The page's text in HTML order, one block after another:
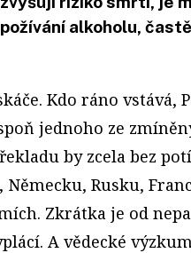
alkoholu,
Kdo ráno vstává,
jednoho ze
by zcela bez
Německu, Rusku,
Zkrátka je od
A vědecké